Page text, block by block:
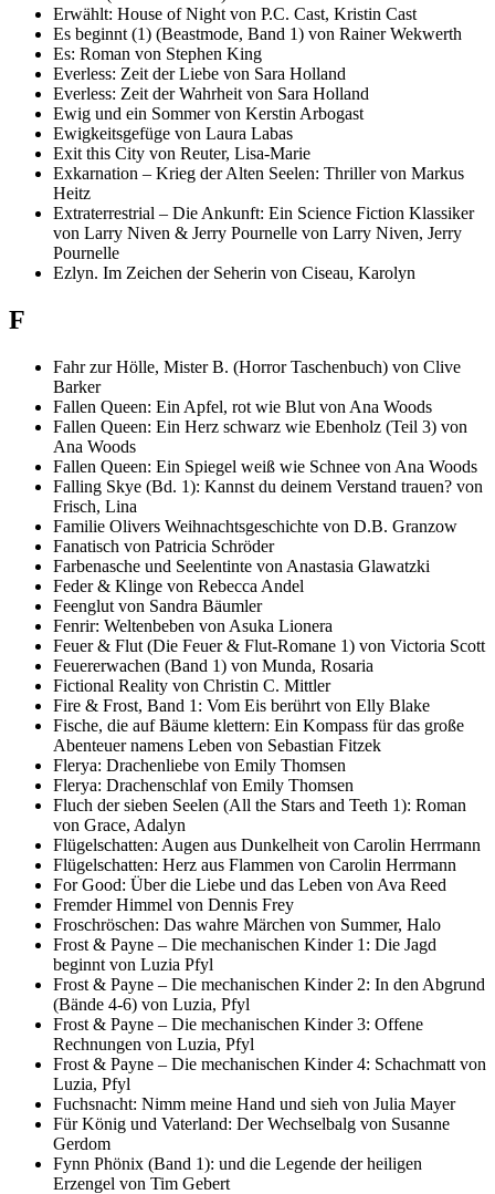
Erwählt: House of Night von P.C. Cast, Kristin Cast
Es beginnt (1) (Beastmode, Band 1) von Rainer Wekwerth
Es: Roman von Stephen King
Everless: Zeit der Liebe von Sara Holland
Everless: Zeit der Wahrheit von Sara Holland
Ewig und ein Sommer von Kerstin Arbogast
Ewigkeitsgefüge von Laura Labas
Exit this City von Reuter, Lisa-Marie
Exkarnation – Krieg der Alten Seelen: Thriller von Markus
Heitz
Extraterrestrial – Die Ankunft: Ein Science Fiction Klassiker
von Larry Niven & Jerry Pournelle von Larry Niven, Jerry
Pournelle
Ezlyn. Im Zeichen der Seherin von Ciseau, Karolyn
F
Fahr zur Hölle, Mister B. (Horror Taschenbuch) von Clive
Barker
Fallen Queen: Ein Apfel, rot wie Blut von Ana Woods
Fallen Queen: Ein Herz schwarz wie Ebenholz (Teil 3) von
Ana Woods
Fallen Queen: Ein Spiegel weiß wie Schnee von Ana Woods
Falling Skye (Bd. 1): Kannst du deinem Verstand trauen? von
Frisch, Lina
Familie Olivers Weihnachtsgeschichte von D.B. Granzow
Fanatisch von Patricia Schröder
Farbenasche und Seelentinte von Anastasia Glawatzki
Feder & Klinge von Rebecca Andel
Feenglut von Sandra Bäumler
Fenrir: Weltenbeben von Asuka Lionera
Feuer & Flut (Die Feuer & Flut-Romane 1) von Victoria Scott
Feuererwachen (Band 1) von Munda, Rosaria
Fictional Reality von Christin C. Mittler
Fire & Frost, Band 1: Vom Eis berührt von Elly Blake
Fische, die auf Bäume klettern: Ein Kompass für das große
Abenteuer namens Leben von Sebastian Fitzek
Flerya: Drachenliebe von Emily Thomsen
Flerya: Drachenschlaf von Emily Thomsen
Fluch der sieben Seelen (All the Stars and Teeth 1): Roman
von Grace, Adalyn
Flügelschatten: Augen aus Dunkelheit von Carolin Herrmann
Flügelschatten: Herz aus Flammen von Carolin Herrmann
For Good: Über die Liebe und das Leben von Ava Reed
Fremder Himmel von Dennis Frey
Froschröschen: Das wahre Märchen von Summer, Halo
Frost & Payne – Die mechanischen Kinder 1: Die Jagd
beginnt von Luzia Pfyl
Frost & Payne – Die mechanischen Kinder 2: In den Abgrund
(Bände 4-6) von Luzia, Pfyl
Frost & Payne – Die mechanischen Kinder 3: Offene
Rechnungen von Luzia, Pfyl
Frost & Payne – Die mechanischen Kinder 4: Schachmatt von
Luzia, Pfyl
Fuchsnacht: Nimm meine Hand und sieh von Julia Mayer
Für König und Vaterland: Der Wechselbalg von Susanne
Gerdom
Fynn Phönix (Band 1): und die Legende der heiligen
Erzengel von Tim Gebert